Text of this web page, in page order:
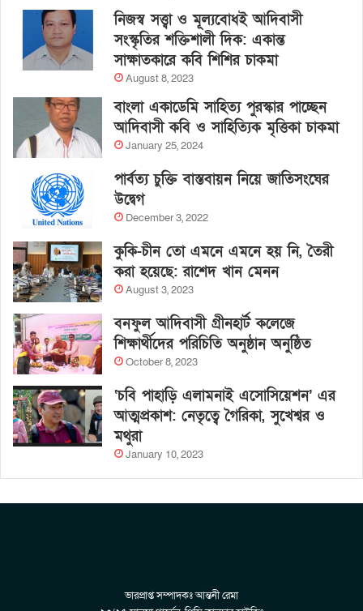
নিজস্ব সত্ত্বা ও মূল্যবোধই আদিবাসী
সংস্কৃতির শক্তিশালী দিক: একান্ত
সাক্ষাতকারে কবি শিশির চাকমা
August 8, 2023
বাংলা একাডেমি সাহিত্য পুরস্কার পাচ্ছেন
আদিবাসী কবি ও সাহিত্যিক মৃত্তিকা চাকমা
January 25, 2024
পার্বত্য চুক্তি বাস্তবায়ন নিয়ে জাতিসংঘের
উদ্বেগ
December 3, 2022
কুকি-চীন তো এমনে এমনে হয় নি, তৈরী
করা হয়েছে: রাশেদ খান মেনন
August 3, 2023
বনফুল আদিবাসী গ্রীনহার্ট কলেজে
শিক্ষার্থীদের পরিচিতি অনুষ্ঠান অনুষ্ঠিত
October 8, 2023
‘চবি পাহাড়ি এলামনাই এসোসিয়েশন’ এর
আত্মপ্রকাশ: নেতৃত্বে গৈরিকা, সুখেশ্বর ও
মথুরা
January 10, 2023
ভারপ্রাপ্ত সম্পাদকঃ আন্তনী রেমা